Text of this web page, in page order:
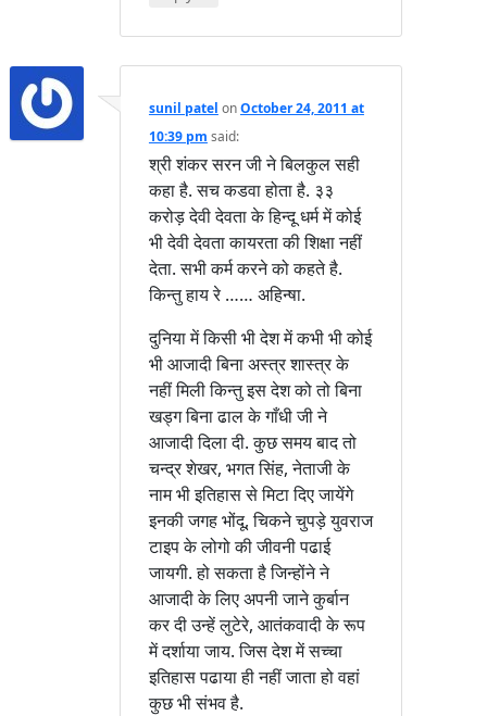
sunil patel onOctober 24, 2011 at
10:39 pm said:
श्री शंकर सरन जी ने बिलकुल सही
कहा है. सच कडवा होता है. ३३
करोड़ देवी देवता के हिन्दू धर्म में कोई
भी देवी देवता कायरता की शिक्षा नहीं
देता. सभी कर्म करने को कहते है.
किन्तु हाय रे …… अहिन्षा.
दुनिया में किसी भी देश में कभी भी कोई
भी आजादी बिना अस्त्र शास्त्र के
नहीं मिली किन्तु इस देश को तो बिना
खड्ग बिना ढाल के गाँधी जी ने
आजादी दिला दी. कुछ समय बाद तो
चन्द्र शेखर, भगत सिंह, नेताजी के
नाम भी इतिहास से मिटा दिए जायेंगे
इनकी जगह भोंदू, चिकने चुपड़े युवराज
टाइप के लोगो की जीवनी पढाई
जायगी. हो सकता है जिन्होंने ने
आजादी के लिए अपनी जाने कुर्बान
कर दी उन्हें लुटेरे, आतंकवादी के रूप
में दर्शाया जाय. जिस देश में सच्चा
इतिहास पढाया ही नहीं जाता हो वहां
कुछ भी संभव है.